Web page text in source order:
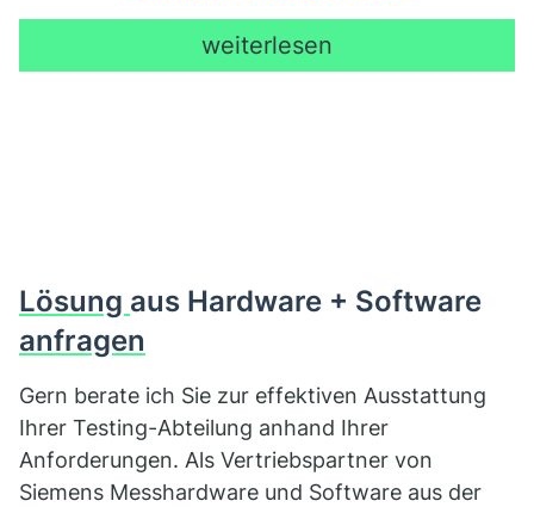
weiterlesen
Lösung aus Hardware + Software
anfragen
Gern berate ich Sie zur effektiven Ausstattung
Ihrer Testing-Abteilung anhand Ihrer
Anforderungen. Als Vertriebspartner von
Siemens Messhardware und Software aus der